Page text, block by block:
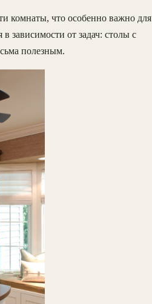
комнаты, что особенно важно для
зависимости от задач: столы с
полезным.